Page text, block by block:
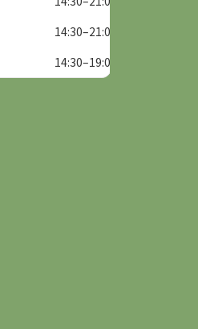
14:30–21:00
14:30–19:00